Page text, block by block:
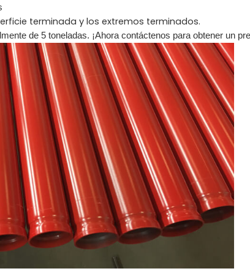
terminada y los extremos terminados.
de 5 toneladas. ¡Ahora contáctenos para obtener un